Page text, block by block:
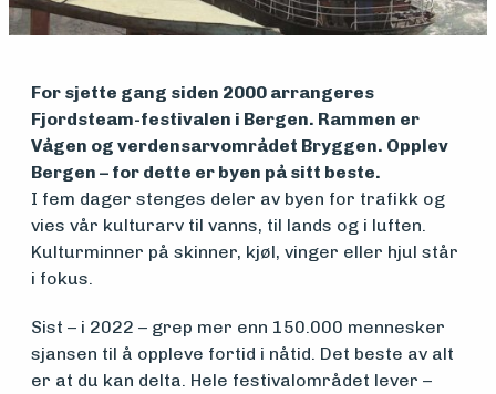
Søk
midler
Vern,
vedlikehold
og drift
Om
For sjette gang siden 2000 arrangeres
Fjordsteam-festivalen i Bergen. Rammen er
Vågen og verdensarvområdet Bryggen. Opplev
Bergen – for dette er byen på sitt beste.
I fem dager stenges deler av byen for trafikk og
vies vår kulturarv til vanns, til lands og i luften.
Kulturminner på skinner, kjøl, vinger eller hjul står
i fokus.
Sist – i 2022 – grep mer enn 150.000 mennesker
sjansen til å oppleve fortid i nåtid. Det beste av alt
er at du kan delta. Hele festivalområdet lever –